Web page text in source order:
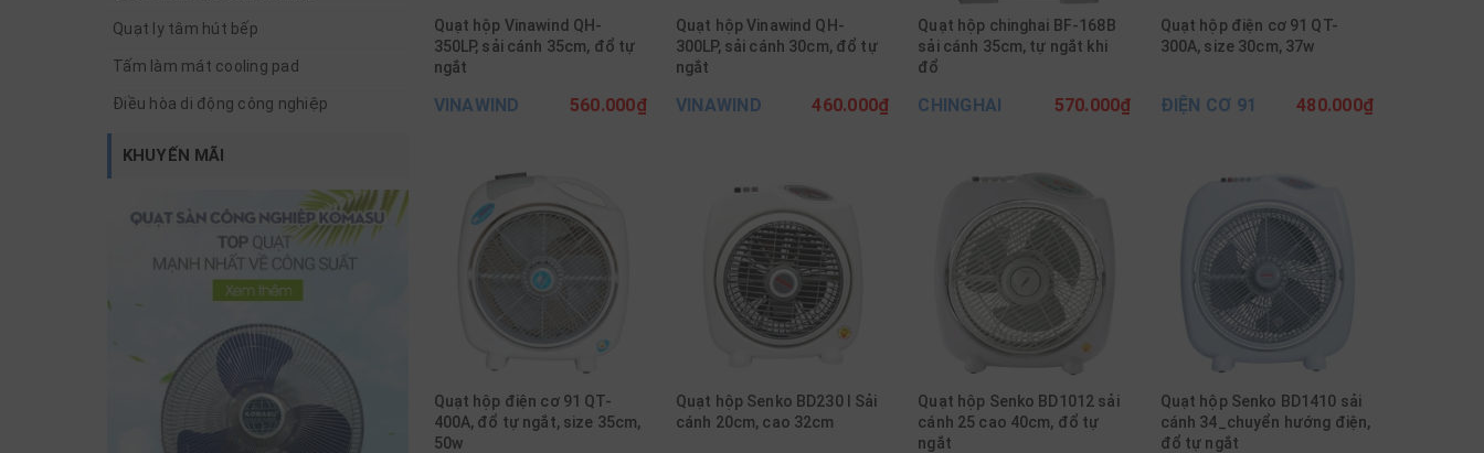
Quạt ly tâm hút bếp
Tấm làm mát cooling pad
Điều hòa di động công nghiệp
KHUYẾN MÃI
Quạt hộp Vinawind QH-
350LP, sải cánh 35cm, đổ tự
ngắt
VINAWIND 560.000₫
Quạt hộp Vinawind QH-
300LP, sải cánh 30cm, đổ tự
ngắt
VINAWIND 460.000₫
Quạt hộp chinghai BF-168B
sải cánh 35cm, tự ngắt khi
đổ
CHINGHAI 570.000₫
Quạt hộp điện cơ 91 QT-
300A, size 30cm, 37w
ĐIỆN CƠ 91 480.000₫
Quạt hộp điện cơ 91 QT-
400A, đổ tự ngắt, size 35cm,
50w
Quạt hộp Senko BD230 I Sải
cánh 20cm, cao 32cm
Quạt hộp Senko BD1012 sải
cánh 25 cao 40cm, đổ tự
ngắt
Quạt hộp Senko BD1410 sải
cánh 34_chuyển hướng điện,
đổ tự ngắt